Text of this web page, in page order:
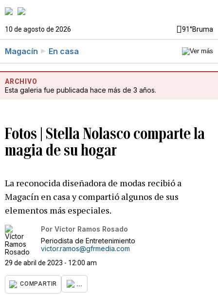
10 de agosto de 2026 91°Bruma
Magacín En casa
ARCHIVO
Esta galeria fue publicada hace más de 3 años.
Fotos | Stella Nolasco comparte la
magia de su hogar
La reconocida diseñadora de modas recibió a
Magacín en casa y compartió algunos de sus
elementos más especiales.
Por Víctor Ramos Rosado
Periodista de Entretenimiento
victor.ramos@gfrmedia.com
29 de abril de 2023 - 12:00 am
COMPARTIR ...